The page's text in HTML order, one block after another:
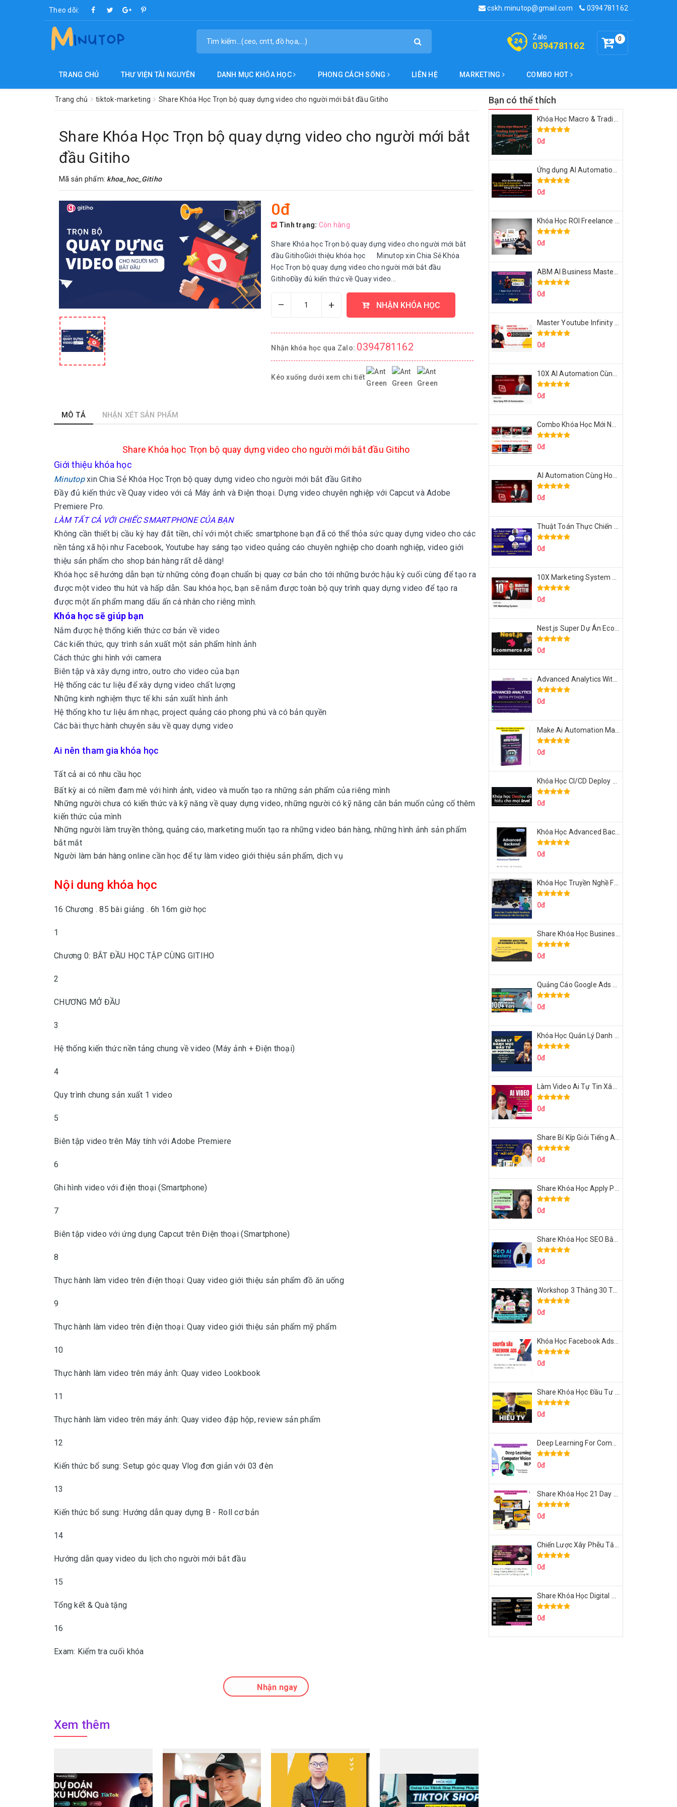
Theo dõi: cskh.minutop@gmail.com 0394781162
0
Zalo
0394781162
TRANG CHỦ THƯ VIỆN TÀI NGUYÊN DANH MỤC KHÓA HỌC PHONG CÁCH SỐNG LIÊN HỆ MARKETING COMBO HOT
Trang chủ tiktok-marketing Share Khóa Học Trọn bộ quay dựng video cho người mới bắt đầu Gitiho
Share Khóa Học Trọn bộ quay dựng video cho người mới bắt
đầu Gitiho
Mã sản phẩm: khoa_hoc_Gitiho
0đ
Tình trạng: Còn hàng
Share Khóa học Trọn bộ quay dựng video cho người mới bắt
đầu GitihoGiới thiệu khóa học Minutop xin Chia Sẻ Khóa
Học Trọn bộ quay dựng video cho người mới bắt đầu
GitihoĐầy đủ kiến thức về Quay video...
– + NHẬN KHÓA HỌC
Nhận khóa học qua Zalo: 0394781162
Kéo xuống dưới xem chi tiết
MÔ TẢ NHẬN XÉT SẢN PHẨM
Share Khóa học Trọn bộ quay dựng video cho người mới bắt đầu Gitiho
Giới thiệu khóa học
Minutopxin Chia Sẻ Khóa Học Trọn bộ quay dựng video cho người mới bắt đầu Gitiho
Đầy đủ kiến thức về Quay video với cả Máy ảnh và Điện thoại. Dựng video chuyên nghiệp với Capcut và Adobe
Premiere Pro.
LÀM TẤT CẢ VỚI CHIẾC SMARTPHONE CỦA BẠN
Không cần thiết bị cầu kỳ hay đắt tiền, chỉ với một chiếc smartphone bạn đã có thể thỏa sức quay dựng video cho các
nền tảng xã hội như Facebook, Youtube hay sáng tạo video quảng cáo chuyên nghiệp cho doanh nghiệp, video giới
thiệu sản phẩm cho shop bán hàng rất dễ dàng!
Khóa học sẽ hướng dẫn bạn từ những công đoạn chuẩn bị quay cơ bản cho tới những bước hậu kỳ cuối cùng để tạo ra
được một video thu hút và hấp dẫn. Sau khóa học, bạn sẽ nắm được toàn bộ quy trình quay dựng video để tạo ra
được một ấn phẩm mang dấu ấn cá nhân cho riêng mình.
Khóa học sẽ giúp bạn
Nắm được hệ thống kiến thức cơ bản về video
Các kiến thức, quy trình sản xuất một sản phẩm hình ảnh
Cách thức ghi hình với camera
Biên tập và xây dựng intro, outro cho video của bạn
Hệ thống các tư liệu để xây dựng video chất lượng
Những kinh nghiệm thực tế khi sản xuất hình ảnh
Hệ thống kho tư liệu âm nhạc, project quảng cáo phong phú và có bản quyền
Các bài thực hành chuyên sâu về quay dựng video
Ai nên tham gia khóa học
Tất cả ai có nhu cầu học
Bất kỳ ai có niềm đam mê với hình ảnh, video và muốn tạo ra những sản phẩm của riêng mình
Những người chưa có kiến thức và kỹ năng về quay dựng video, những người có kỹ năng căn bản muốn củng cố thêm
kiến thức của mình
Những người làm truyền thông, quảng cáo, marketing muốn tạo ra những video bán hàng, những hình ảnh sản phẩm
bắt mắt
Người làm bán hàng online cần học để tự làm video giới thiệu sản phẩm, dịch vụ
Nội dung khóa học
16 Chương . 85 bài giảng . 6h 16m giờ học
1
Chương 0: BẮT ĐẦU HỌC TẬP CÙNG GITIHO
2
CHƯƠNG MỞ ĐẦU
3
Hệ thống kiến thức nền tảng chung về video (Máy ảnh + Điện thoại)
4
Quy trình chung sản xuất 1 video
5
Biên tập video trên Máy tính với Adobe Premiere
6
Ghi hình video với điện thoại (Smartphone)
7
Biên tập video với ứng dụng Capcut trên Điện thoại (Smartphone)
8
Thực hành làm video trên điện thoại: Quay video giới thiệu sản phẩm đồ ăn uống
9
Thực hành làm video trên điện thoại: Quay video giới thiệu sản phẩm mỹ phẩm
10
Thực hành làm video trên máy ảnh: Quay video Lookbook
11
Thực hành làm video trên máy ảnh: Quay video đập hộp, review sản phẩm
12
Kiến thức bổ sung: Setup góc quay Vlog đơn giản với 03 đèn
13
Kiến thức bổ sung: Hướng dẫn quay dựng B - Roll cơ bản
14
Hướng dẫn quay video du lịch cho người mới bắt đầu
15
Tổng kết & Quà tặng
16
Exam: Kiểm tra cuối khóa
Nhận ngay
Xem thêm
Bạn có thể thích
0đ
0đ
0đ
0đ
0đ
0đ
0đ
0đ
0đ
0đ
0đ
0đ
0đ
0đ
0đ
0đ
0đ
0đ
0đ
0đ
0đ
0đ
0đ
0đ
0đ
0đ
0đ
0đ
0đ
0đ